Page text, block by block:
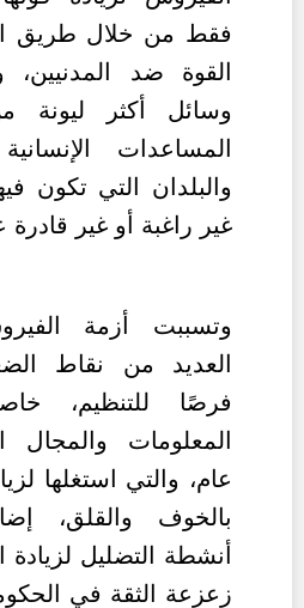
فقط من خلال طريق
القوة ضد
وسائل أكثر ليونة
المساعدات
والبلدان التي تكون
غير راغبة أو غير قادرة
وتسببت أزمة
العديد من نقاط
فرصًا للتنظيم،
المعلومات
عام، والتي استغلها
بالخوف والقلق،
أنشطة التضليل
زعزعة الثقة في